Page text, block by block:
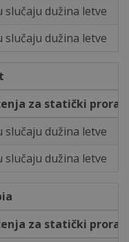
slučaju dužina letve
slučaju dužina letve
za statički
slučaju dužina letve
slučaju dužina letve
za statički